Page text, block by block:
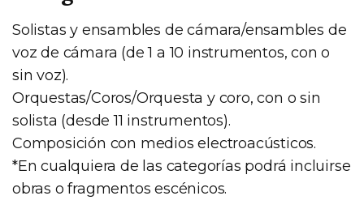
Solistas y ensambles de cámara/ensambles de
voz de cámara (de 1 a 10 instrumentos, con o
sin voz).
Orquestas/Coros/Orquesta y coro, con o sin
solista (desde 11 instrumentos).
Composición con medios electroacústicos.
*En cualquiera de las categorías podrá incluirse
obras o fragmentos escénicos.